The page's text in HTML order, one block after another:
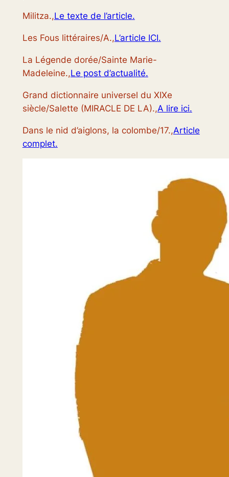
Militza.,Le texte de l’article.
Les Fous littéraires/A.,L’article ICI.
La Légende dorée/Sainte Marie-
Madeleine.,Le post d’actualité.
Grand dictionnaire universel du XIXe
siècle/Salette (MIRACLE DE LA).,A lire ici.
Dans le nid d’aiglons, la colombe/17.,Article
complet.